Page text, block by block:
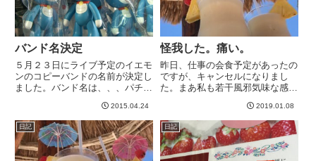
バンド名決定
５月２３日にライブ予定のイエモ
ンのコピーバンドの名前が決定し
ました。バンド名は、、、パチモ
我々になんてふさわしいネーミン
グでしょうかwライブハウスでエ
ントリーシート書くときに、バン
ド名を決めてないことに気づき、
仮...
2015.04.24
怪我した。痛い。
昨日、仕事の会食予定があったの
ですが、キャンセルになりまし
た。まあ私も若干風邪気味な感じ
思ったのですが、朝に飲んだエゾ
エースのおかげか、夕方以降、だ
んだん元気になってきてました。
で、ご飯一人で食べて帰る
か、、、...
2019.01.08
日記 日記